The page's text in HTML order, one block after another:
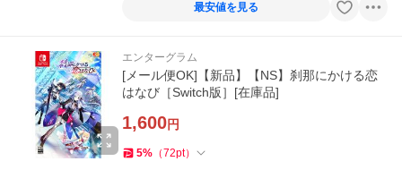
最安値を見る
エンターグラム
[メール便OK]【新品】【NS】刹那にかける恋
はなび［Switch版］[在庫品]
1,600円
5% （72pt）